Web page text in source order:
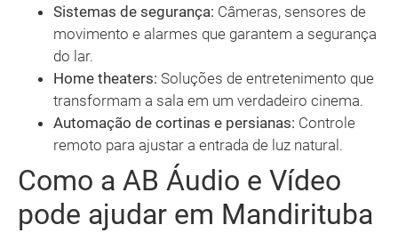
Sistemas de segurança: Câmeras, sensores de
movimento e alarmes que garantem a segurança
do lar.
Home theaters: Soluções de entretenimento que
transformam a sala em um verdadeiro cinema.
Automação de cortinas e persianas: Controle
remoto para ajustar a entrada de luz natural.
Como a AB Áudio e Vídeo
pode ajudar em Mandirituba